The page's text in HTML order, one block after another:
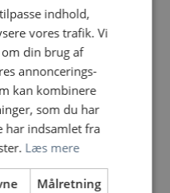
speciale og
færdigheder og
indhold,
vores trafik. Vi
din brug af
annoncerings-
kan kombinere
som du har
har indsamlet fra
Læs mere
Målretning